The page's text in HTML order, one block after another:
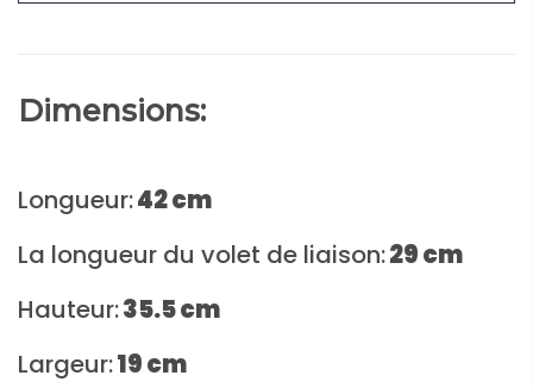
Dimensions:
Longueur:42 cm
La longueur du volet de liaison:29cm
Hauteur:35.5cm
Largeur:19cm